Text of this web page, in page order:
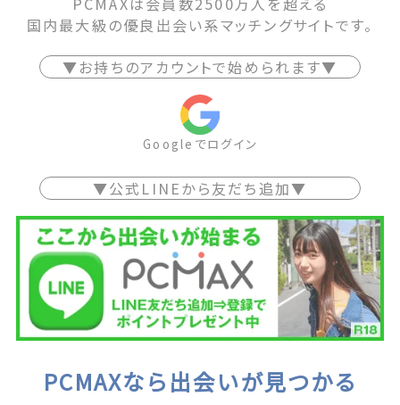
国内最大級の優良出会い系マッチングサイトです。
▼お持ちのアカウントで始められます▼
Googleでログイン
▼公式LINEから友だち追加▼
PCMAXなら出会いが見つかる